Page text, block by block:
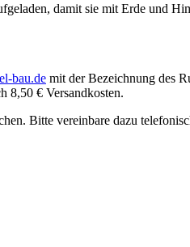
damit sie mit Erde und
bau.de mit der Bezeichnung des
8,50 € Versandkosten.
Bitte vereinbare dazu